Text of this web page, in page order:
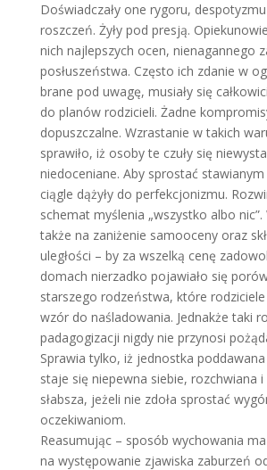
Doświadczały one rygoru,
roszczeń. Żyły pod presją.
nich najlepszych ocen, nienagannego
posłuszeństwa. Często ich zdanie w
brane pod uwagę, musiały się
do planów rodzicieli. Żadne
dopuszczalne. Wzrastanie w takich
sprawiło, iż osoby te czuły się
niedoceniane. Aby sprostać
ciągle dążyły do perfekcjonizmu.
schemat myślenia „wszystko albo nic”.
także na zaniżenie samooceny oraz
uległości – by za wszelką cenę
domach nierzadko pojawiało się
starszego rodzeństwa, które
wzór do naśladowania. Jednakże taki
padagogizacji nigdy nie przynosi
Sprawia tylko, iż jednostka
staje się niepewna siebie, rozchwiana i
słabsza, jeżeli nie zdoła sprostać
oczekiwaniom.
Reasumując – sposób wychowania
na występowanie zjawiska zaburzeń